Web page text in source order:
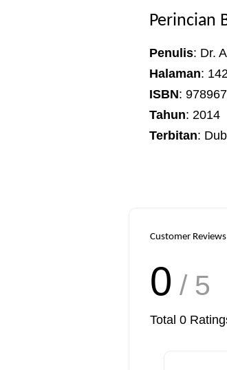
Perincian
Penulis: Dr.
Halaman:
ISBN:
Tahun: 2014
Terbitan:
Customer Reviews
0 / 5
Total 0